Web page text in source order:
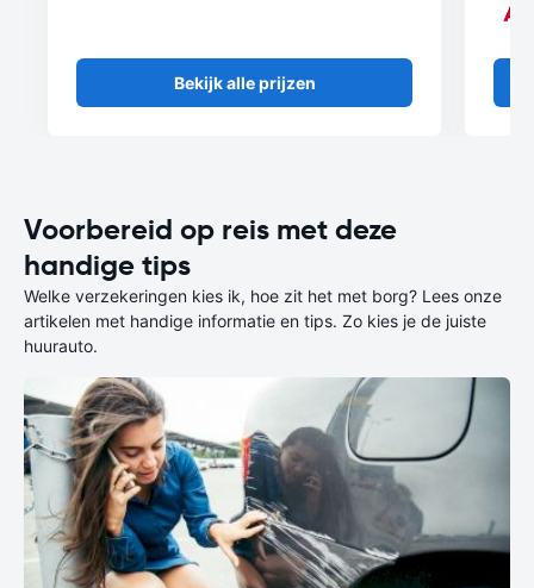
Bekijk alle prijzen
Voorbereid op reis met deze
handige tips
Welke verzekeringen kies ik, hoe zit het met borg? Lees onze
artikelen met handige informatie en tips. Zo kies je de juiste
huurauto.